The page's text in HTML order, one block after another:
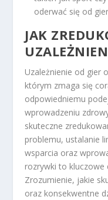
oderwać się od
JAK
Uzależnienie od gier
którym zmaga się
odpowiedniemu
wprowadzeniu
skuteczne
problemu, ustalanie
wsparcia oraz
rozrywki to kluczowe
Zrozumienie, jakie
oraz konsekwentne